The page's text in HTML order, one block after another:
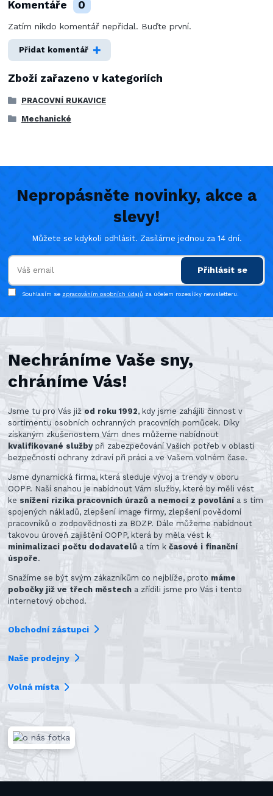
Komentáře 0
Zatím nikdo komentář nepřidal. Buďte první.
Přidat komentář
Zboží zařazeno v kategoriích
PRACOVNÍ RUKAVICE
Mechanické
Nepropásněte novinky, akce a
slevy!
Můžete se kdykoli odhlásit. Zasíláme jednou za 14 dní.
Přihlásit se
Souhlasím se zpracováním osobních údajů za účelem rozesílky newsletteru.
Nechráníme Vaše sny,
chráníme Vás!
Jsme tu pro Vás již od roku 1992, kdy jsme zahájili činnost v
sortimentu osobních ochranných pracovních pomůcek. Díky
získaným zkušenostem Vám dnes můžeme nabídnout
kvalifikované službypři zabezpečování Vašich potřeb v oblasti
bezpečnosti ochrany zdraví při práci a ve Vašem volném čase.
Jsme dynamická firma, která sleduje vývoj a trendy v oboru
OOPP. Naší snahou je nabídnout Vám služby, které by měli vést
ke snížení rizika pracovních úrazů a nemocí z povolání a s tím
spojených nákladů, zlepšení image firmy, zlepšení povědomí
pracovníků o zodpovědnosti za BOZP. Dále můžeme nabídnout
takovou úroveň zajištění OOPP, která by měla vést k
minimalizaci počtu dodavatelů a tím kčasové i finanční
úspoře.
Snažíme se být svým zákazníkům co nejblíže, proto máme
pobočky již ve třech městech a zřídili jsme pro Vás i tento
internetový obchod.
Obchodní zástupci
Naše prodejny
Volná místa